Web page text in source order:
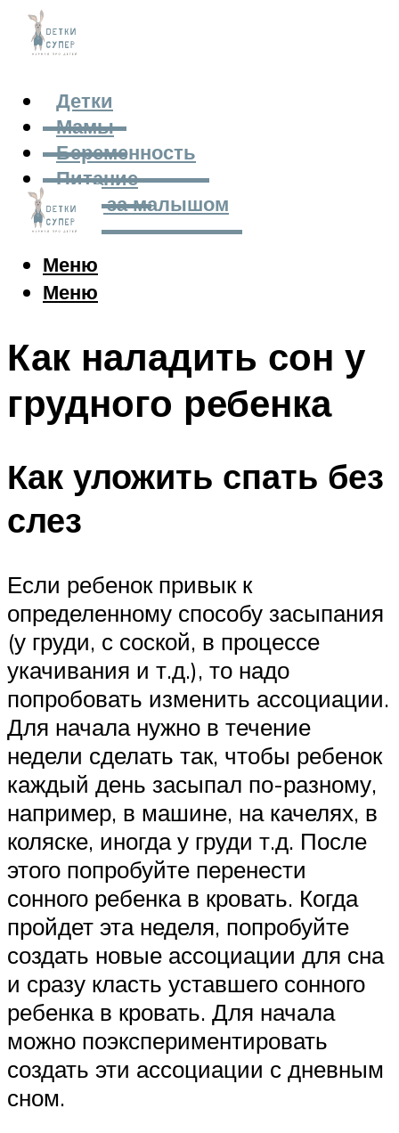
Детки
Мамы
Беременность
Питание
Уход за малышом
Меню
Меню
Как наладить сон у
грудного ребенка
Как уложить спать без
слез
Если ребенок привык к
определенному способу засыпания
(у груди, с соской, в процессе
укачивания и т.д.), то надо
попробовать изменить ассоциации.
Для начала нужно в течение
недели сделать так, чтобы ребенок
каждый день засыпал по-разному,
например, в машине, на качелях, в
коляске, иногда у груди т.д. После
этого попробуйте перенести
сонного ребенка в кровать. Когда
пройдет эта неделя, попробуйте
создать новые ассоциации для сна
и сразу класть уставшего сонного
ребенка в кровать. Для начала
можно поэкспериментировать
создать эти ассоциации с дневным
сном.